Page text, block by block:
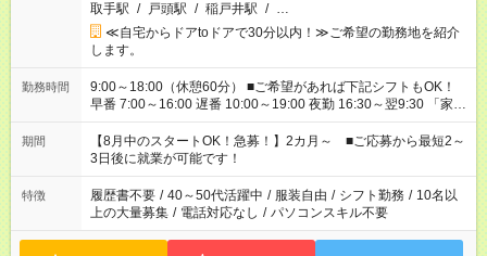
取手駅 / 戸頭駅 / 稲戸井駅 / …
≪自宅からドアtoドアで30分以内！≫ご希望の勤務地を紹介
します。
勤務時間
9:00～18:00（休憩60分） ■ご希望があれば下記シフトもOK！
早番 7:00～16:00 遅番 10:00～19:00 夜勤 16:30～翌9:30 「家族
と休みを合わせたい」 「余裕を持って夕飯の準備がしたい」
「できれば残業はしたくない」 など、ご希望を教えてください
ね。 ※Wワーク希望の方へ 今ご覧のお仕事で希望する勤務時間
と、もう1つのお仕事の勤務時間。 合計で週40時間を超える場
合は応募できません。
期間
【8月中のスタートOK！急募！】2カ月～ ■ご応募から最短2～
3日後に就業が可能です！
特徴 履歴書不要 / 40～50代活躍中 / 服装自由 / シフト勤務 / 10名以
上の大量募集 / 電話対応なし / パソコンスキル不要